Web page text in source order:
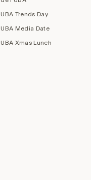
UBA Trends Day
UBA Media Date
UBA Xmas Lunch